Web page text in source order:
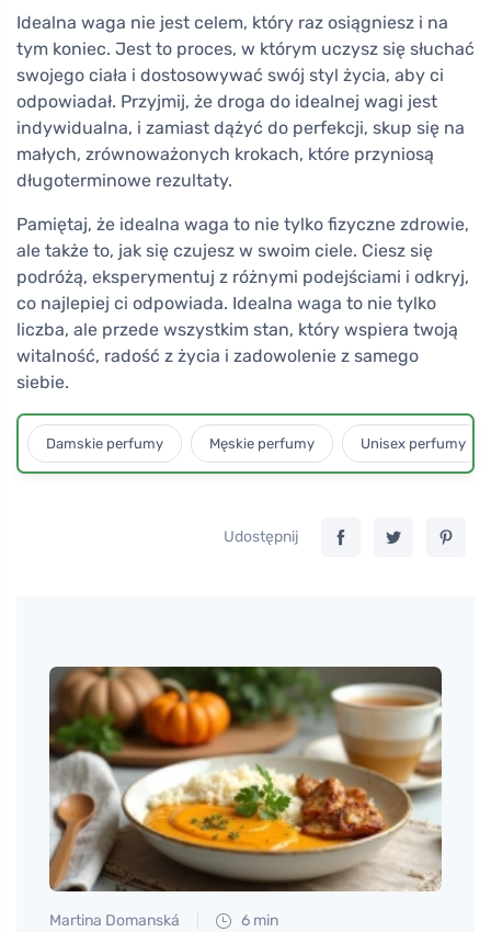
Idealna waga nie jest celem, który raz osiągniesz i na
tym koniec. Jest to proces, w którym uczysz się słuchać
swojego ciała i dostosowywać swój styl życia, aby ci
odpowiadał. Przyjmij, że droga do idealnej wagi jest
indywidualna, i zamiast dążyć do perfekcji, skup się na
małych, zrównoważonych krokach, które przyniosą
długoterminowe rezultaty.
Pamiętaj, że idealna waga to nie tylko fizyczne zdrowie,
ale także to, jak się czujesz w swoim ciele. Ciesz się
podróżą, eksperymentuj z różnymi podejściami i odkryj,
co najlepiej ci odpowiada. Idealna waga to nie tylko
liczba, ale przede wszystkim stan, który wspiera twoją
witalność, radość z życia i zadowolenie z samego
siebie.
Damskie perfumy Męskie perfumy Unisex perfumy
Udostępnij
Martina Domanská 6 min